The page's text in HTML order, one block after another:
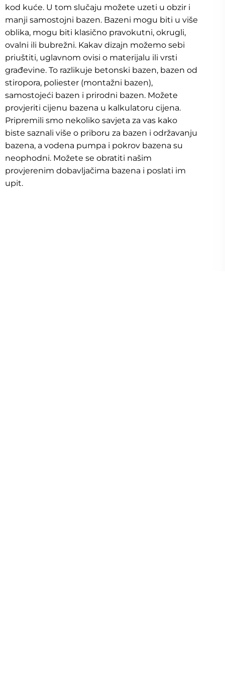
kod kuće. U tom slučaju možete uzeti u obzir i
manji samostojni bazen. Bazeni mogu biti u više
oblika, mogu biti klasično pravokutni, okrugli,
ovalni ili bubrežni. Kakav dizajn možemo sebi
priuštiti, uglavnom ovisi o materijalu ili vrsti
građevine. To razlikuje betonski bazen, bazen od
stiropora, poliester (montažni bazen),
samostojeći bazen i prirodni bazen. Možete
provjeriti cijenu bazena u kalkulatoru cijena.
Pripremili smo nekoliko savjeta za vas kako
biste saznali više o priboru za bazen i održavanju
bazena, a vodena pumpa i pokrov bazena su
neophodni. Možete se obratiti našim
provjerenim dobavljačima bazena i poslati im
upit.